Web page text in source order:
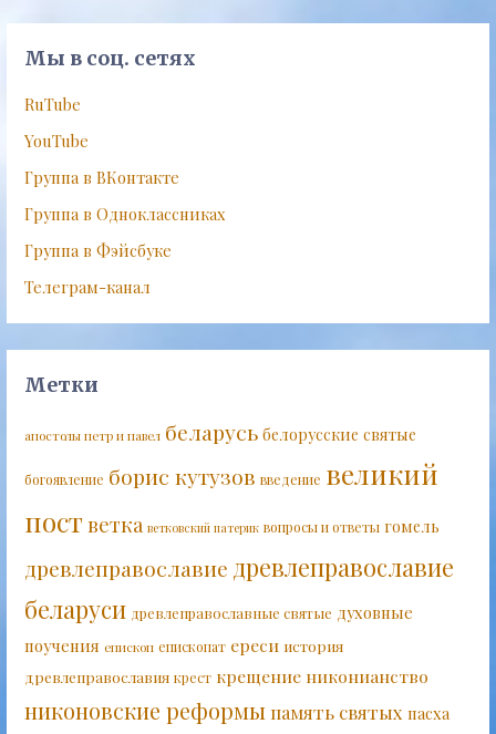
Мы в соц. сетях
RuTube
YouTube
Группа в ВКонтакте
Группа в Одноклассниках
Группа в Фэйсбуке
Телеграм-канал
Метки
апостолы петр и павел беларусь белорусские святые
богоявление борис кутузов введение великий
постветка ветковский патерик вопросы и ответы гомель
древлеправославие древлеправославие
беларуси древлеправославные святые духовные
поучения епископ епископат ереси история
древлеправославия крест крещение никонианство
никоновские реформыпамять святых пасха